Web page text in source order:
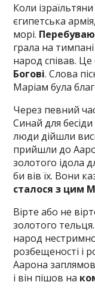
Коли
єгипетська
морі.
грала на
народ співав. Це
Богові. Слова
Маріам була
Через певний
Синай для
люди дійшли
прийшли до
золотого ідола
би вів їх. Вони
сталося з цим
Вірте або не
золотого
народ
розбещеності і
Аарона
і він пішов на